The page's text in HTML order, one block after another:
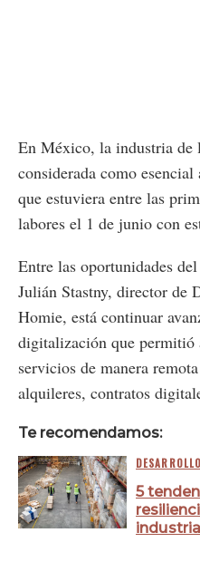
En México, la industria de
considerada como
que estuviera entre las
labores el 1 de junio con
Entre las oportunidades
Julián Stastny, director de
Homie, está continuar
digitalización que permitió
servicios de manera
alquileres, contratos
Te recomendamos:
5